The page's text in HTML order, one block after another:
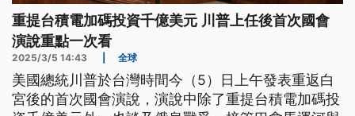
重提台積電加碼投資千億美元 川普上任後首次國會
演說重點一次看
2025/3/5 14:43 全球
美國總統川普於台灣時間今（5）日上午發表重返白
宮後的首次國會演說，演說中除了重提台積電加碼投